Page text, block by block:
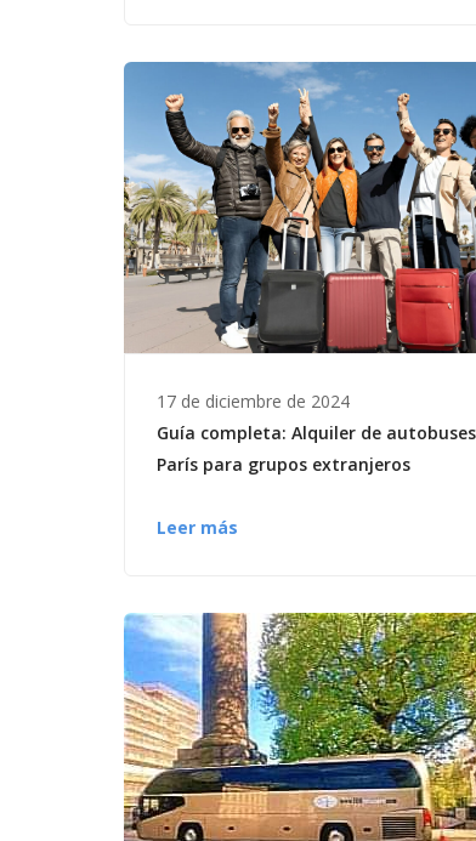
17 de diciembre de 2024
Guía completa: Alquiler de
París para grupos extranjeros
Leer más